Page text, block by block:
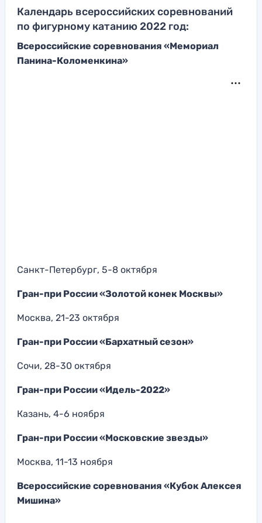
Календарь всероссийских соревнований
по фигурному катанию 2022 год:
Всероссийские соревнования «Мемориал
Панина-Коломенкина»
Санкт-Петербург, 5-8 октября
Гран-при России «Золотой конек Москвы»
Москва, 21-23 октября
Гран-при России «Бархатный сезон»
Сочи, 28-30 октября
Гран-при России «Идель-2022»
Казань, 4-6 ноября
Гран-при России «Московские звезды»
Москва, 11-13 ноября
Всероссийские соревнования «Кубок Алексея
Мишина»